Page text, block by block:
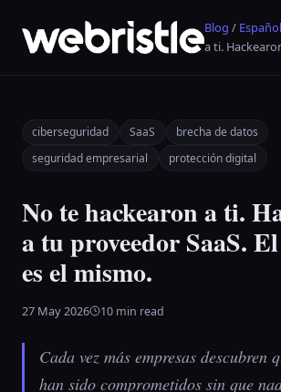
Blog / Español
a ti.
ciberseguridad SaaS
brecha de datos
seguridad empresarial
protección digital
No te hackearon a ti.
a tu proveedor SaaS.
es el mismo.
27 May 2026 10 min read
Cada vez más empresas descubren
han sido comprometidos sin que